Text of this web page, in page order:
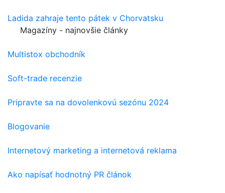
Ladida zahraje tento pátek v Chorvatsku
Magazíny - najnovšie články
Multistox obchodník
Soft-trade recenzie
Pripravte sa na dovolenkovú sezónu 2024
Blogovanie
Internetový marketing a internetová reklama
Ako napísať hodnotný PR článok